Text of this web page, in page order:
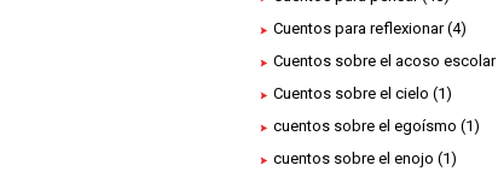
Cuentos para reflexionar (4)
Cuentos sobre el acoso escolar
Cuentos sobre el cielo (1)
cuentos sobre el egoísmo (1)
cuentos sobre el enojo (1)